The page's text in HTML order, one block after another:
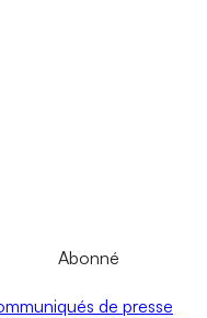
Abonné
de presse